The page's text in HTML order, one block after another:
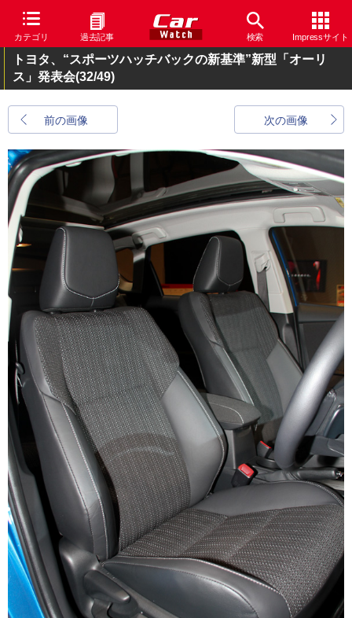
カテゴリ 過去記事 検索 Impressサイト
トヨタ、“スポーツハッチバックの新基準”新型「オーリ
ス」発表会(32/49)
前の画像 次の画像